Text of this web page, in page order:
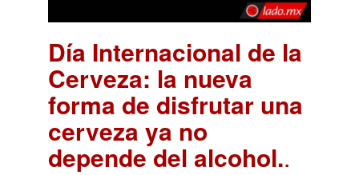
Día Internacional de la
Cerveza: la nueva
forma de disfrutar una
cerveza ya no
depende del alcohol..